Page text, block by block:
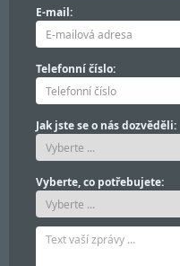
E-mail:
Telefonní číslo:
Jak jste se o nás dozvěděli:
Vyberte, co potřebujete: